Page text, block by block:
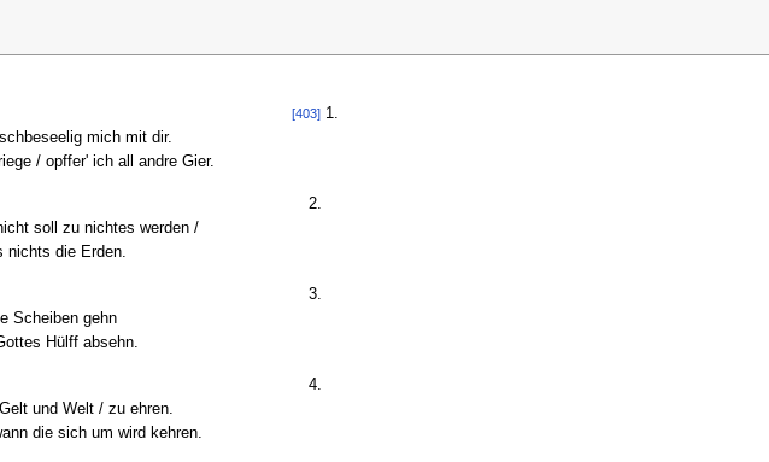
[403]1.
mich mit dir.
/ opffer' ich all andre Gier.
2.
soll zu nichtes werden /
die Erden.
3.
Scheiben gehn
Hülff absehn.
4.
und Welt / zu ehren.
die sich um wird kehren.